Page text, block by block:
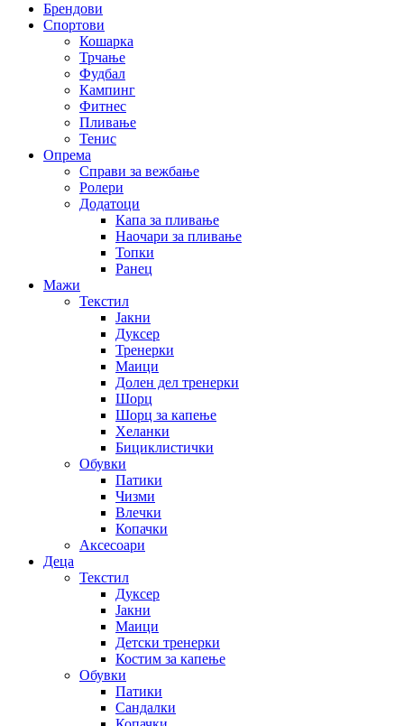
Брендови
Спортови
Кошарка
Трчање
Фудбал
Кампинг
Фитнес
Пливање
Тенис
Опрема
Справи за вежбање
Ролери
Додатоци
Капа за пливање
Наочари за пливање
Топки
Ранец
Мажи
Текстил
Јакни
Дуксер
Тренерки
Маици
Долен дел тренерки
Шорц
Шорц за капење
Хеланки
Бициклистички
Обувки
Патики
Чизми
Влечки
Копачки
Аксесоари
Деца
Текстил
Дуксер
Јакни
Маици
Детски тренерки
Костим за капење
Обувки
Патики
Сандалки